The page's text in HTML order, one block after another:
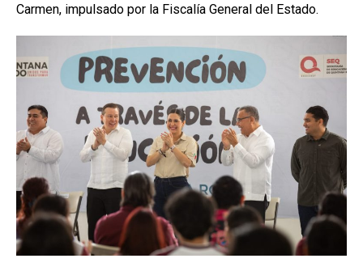
Carmen, impulsado por la Fiscalía General del Estado.